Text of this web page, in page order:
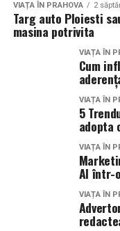
VIAȚA ÎN PRAHOVA 2
Targ auto Ploiesti
masina potrivita
VIAȚA ÎN
Cum
VIAȚA ÎN
5
adopta
VIAȚA ÎN
AI într-
VIAȚA ÎN